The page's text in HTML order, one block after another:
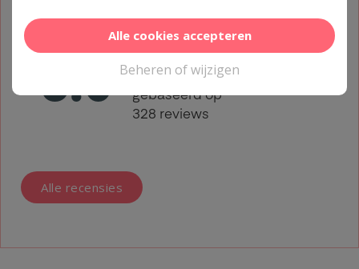
Alle recensies
Alle cookies accepteren
Beheren of wijzigen